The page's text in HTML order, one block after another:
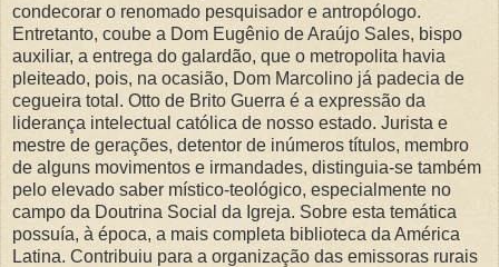
condecorar o renomado pesquisador e antropólogo.
Entretanto, coube a Dom Eugênio de Araújo Sales, bispo
auxiliar, a entrega do galardão, que o metropolita havia
pleiteado, pois, na ocasião, Dom Marcolino já padecia de
cegueira total. Otto de Brito Guerra é a expressão da
liderança intelectual católica de nosso estado. Jurista e
mestre de gerações, detentor de inúmeros títulos, membro
de alguns movimentos e irmandades, distinguia-se também
pelo elevado saber místico-teológico, especialmente no
campo da Doutrina Social da Igreja. Sobre esta temática
possuía, à época, a mais completa biblioteca da América
Latina. Contribuiu para a organização das emissoras rurais